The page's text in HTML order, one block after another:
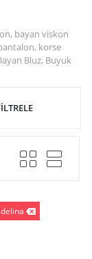
bayan viskon
korse
Bluz, Buyuk